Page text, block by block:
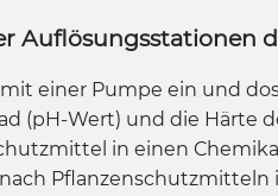
Auflösungsstationen
mit einer Pumpe ein und
(pH-Wert) und die Härte
in einen